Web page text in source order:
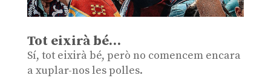
Tot eixirà bé…
Sí, tot eixirà bé, però no comencem encara
a xuplar-nos les polles.